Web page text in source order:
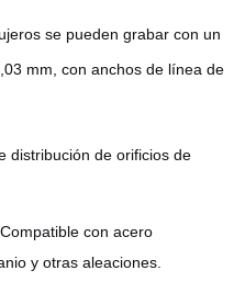
se pueden grabar con un
mm, con anchos de línea de
distribución de orificios de
con acero
y otras aleaciones.